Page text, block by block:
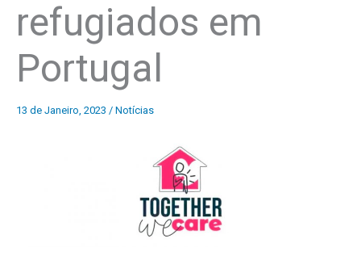
refugiados em
Portugal
13 de Janeiro, 2023 / Notícias